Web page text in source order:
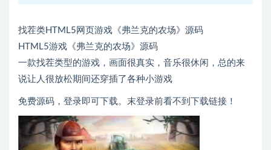
找茬类HTML5网页游戏《弗兰克的农场》源码
HTML5游戏《弗兰克的农场》源码
一款找茬类型的游戏，画面很真实，音乐很休闲，总的来
说让人很放松期间还穿插了各种小游戏
免费源码，登录即可下载。末登录前看不到下载链接！